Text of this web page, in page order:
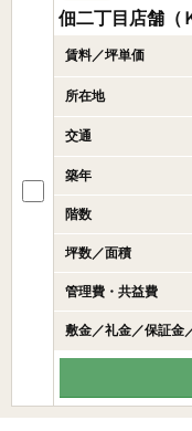
佃二丁目店舗（
賃料／坪単価
所在地
交通
築年
階数
坪数／面積
管理費・共益費
敷金／礼金／保証金